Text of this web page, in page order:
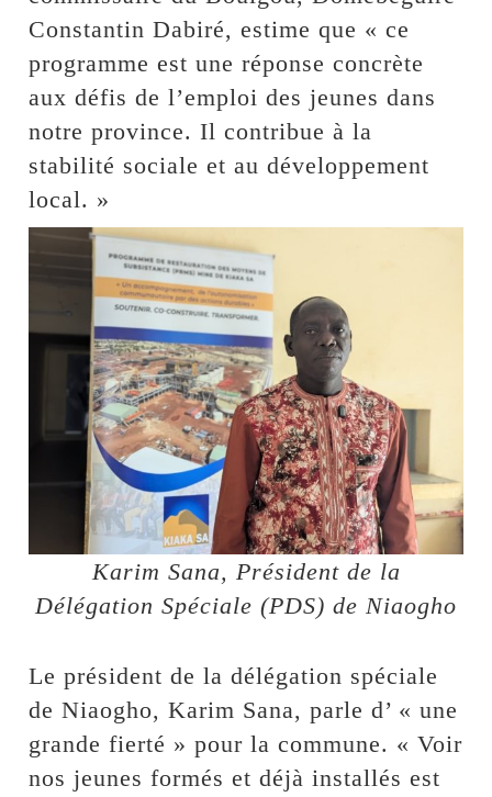
Constantin Dabiré, estime que « ce
programme est une réponse concrète
aux défis de l’emploi des jeunes dans
notre province. Il contribue à la
stabilité sociale et au développement
local. »
Karim Sana, Président de la
Délégation Spéciale (PDS) de Niaogho
Le président de la délégation spéciale
de Niaogho, Karim Sana, parle d’ « une
grande fierté » pour la commune. « Voir
nos jeunes formés et déjà installés est